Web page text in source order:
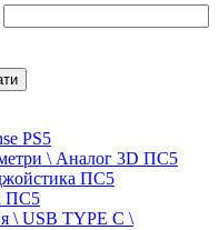
PS5
\ Аналог 3D ПС5
ПС5
ПС5
\ USB TYPE C \